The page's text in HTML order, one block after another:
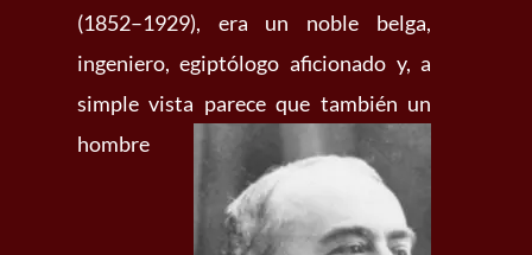
(1852–1929), era un noble belga,
ingeniero, egiptólogo aficionado y, a
simple vista parece que también un
hombre